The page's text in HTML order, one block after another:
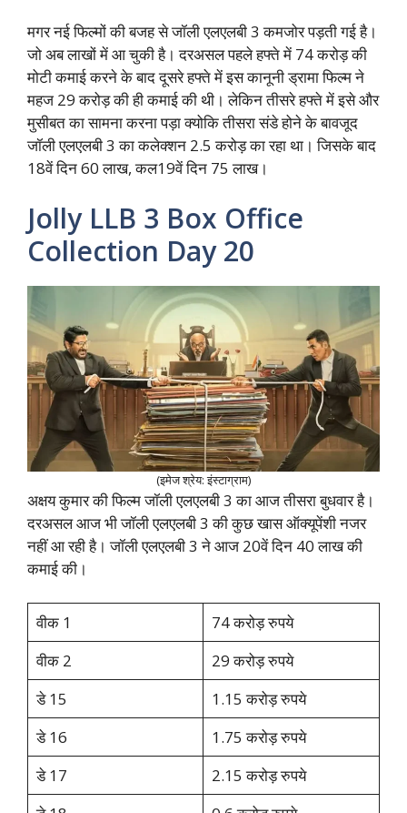
मगर नई फिल्मों की बजह से जॉली एलएलबी 3 कमजोर पड़ती गई है।
जो अब लाखों में आ चुकी है। दरअसल पहले हफ्ते में 74 करोड़ की
मोटी कमाई करने के बाद दूसरे हफ्ते में इस कानूनी ड्रामा फिल्म ने
महज 29 करोड़ की ही कमाई की थी। लेकिन तीसरे हफ्ते में इसे और
मुसीबत का सामना करना पड़ा क्योकि तीसरा संडे होने के बावजूद
जॉली एलएलबी 3 का कलेक्शन 2.5 करोड़ का रहा था। जिसके बाद
18वें दिन 60 लाख, कल19वें दिन 75 लाख।
Jolly LLB 3 Box Office
Collection Day 20
(इमेज श्रेय: इंस्टाग्राम)
अक्षय कुमार की फिल्म जॉली एलएलबी 3 का आज तीसरा बुधवार है।
दरअसल आज भी जॉली एलएलबी 3 की कुछ खास ऑक्यूपेंशी नजर
नहीं आ रही है। जॉली एलएलबी 3 ने आज 20वें दिन 40 लाख की
कमाई की।
वीक 1
74 करोड़ रुपये
वीक 2
29 करोड़ रुपये
डे 15
1.15 करोड़ रुपये
डे 16
1.75 करोड़ रुपये
डे 17
2.15 करोड़ रुपये